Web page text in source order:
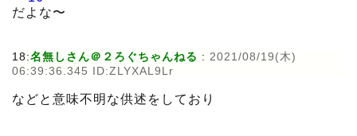
だよな〜
18:名無しさん＠２ろぐちゃんねる : 2021/08/19(木)
06:39:36.345 ID:ZLYXAL9Lr
などと意味不明な供述をしており